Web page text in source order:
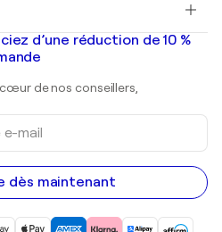
d’une réduction de 10 %
de nos conseillers,
dès maintenant